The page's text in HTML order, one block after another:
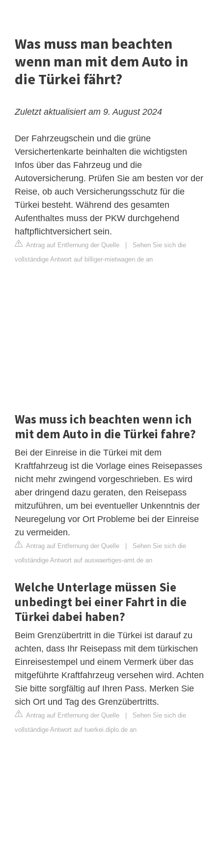
Was muss man beachten
wenn man mit dem Auto in
die Türkei fährt?
Zuletzt aktualisiert am 9. August 2024
Der Fahrzeugschein und die grüne
Versichertenkarte beinhalten die wichtigsten
Infos über das Fahrzeug und die
Autoversicherung. Prüfen Sie am besten vor der
Reise, ob auch Versicherungsschutz für die
Türkei besteht. Während des gesamten
Aufenthaltes muss der PKW durchgehend
haftpflichtversichert sein.
Antrag auf Entfernung der Quelle
Sehen Sie sich die
vollständige Antwort auf billiger-mietwagen.de an
Was muss ich beachten wenn ich
mit dem Auto in die Türkei fahre?
Bei der Einreise in die Türkei mit dem
Kraftfahrzeug ist die Vorlage eines Reisepasses
nicht mehr zwingend vorgeschrieben. Es wird
aber dringend dazu geraten, den Reisepass
mitzuführen, um bei eventueller Unkenntnis der
Neuregelung vor Ort Probleme bei der Einreise
zu vermeiden.
Antrag auf Entfernung der Quelle
Sehen Sie sich die
vollständige Antwort auf auswaertiges-amt.de an
Welche Unterlage müssen Sie
unbedingt bei einer Fahrt in die
Türkei dabei haben?
Beim Grenzübertritt in die Türkei ist darauf zu
achten, dass Ihr Reisepass mit dem türkischen
Einreisestempel und einem Vermerk über das
mitgeführte Kraftfahrzeug versehen wird. Achten
Sie bitte sorgfältig auf Ihren Pass. Merken Sie
sich Ort und Tag des Grenzübertritts.
Antrag auf Entfernung der Quelle
Sehen Sie sich die
vollständige Antwort auf tuerkei.diplo.de an